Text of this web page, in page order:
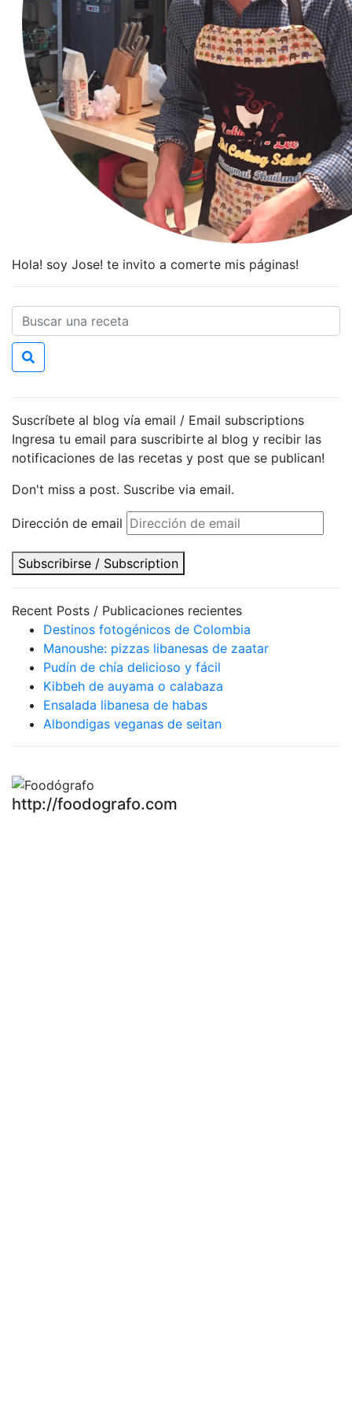
Hola! soy Jose! te invito a comerte mis páginas!
Suscríbete al blog vía email / Email subscriptions
Ingresa tu email para suscribirte al blog y recibir las
notificaciones de las recetas y post que se publican!
Don't miss a post. Suscribe via email.
Dirección de email
Subscribirse / Subscription
Recent Posts / Publicaciones recientes
Destinos fotogénicos de Colombia
Manoushe: pizzas libanesas de zaatar
Pudín de chía delicioso y fácil
Kibbeh de auyama o calabaza
Ensalada libanesa de habas
Albondigas veganas de seitan
http://foodografo.com